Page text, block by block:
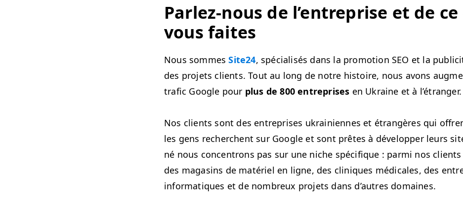
Par­lez-nous de l’en­tre­prise et de
vous faites
Nous sommesSite24, spé­cial­isés dans la pro­mo­tion SEO et la
des pro­jets clients. Tout au long de notre his­toire, nous avons
traf­ic Google pour plus de 800 entre­pris­es en Ukraine et à l’étranger.
Nos clients sont des entre­pris­es ukraini­ennes et étrangères qui
les gens recherchent sur Google et sont prêtes à dévelop­per leurs
né nous con­cen­trons pas sur une niche spé­ci­fique : par­mi nos
des mag­a­sins de matériel en ligne, des clin­iques médi­cales, des
infor­ma­tiques et de nom­breux pro­jets dans d’autres domaines.